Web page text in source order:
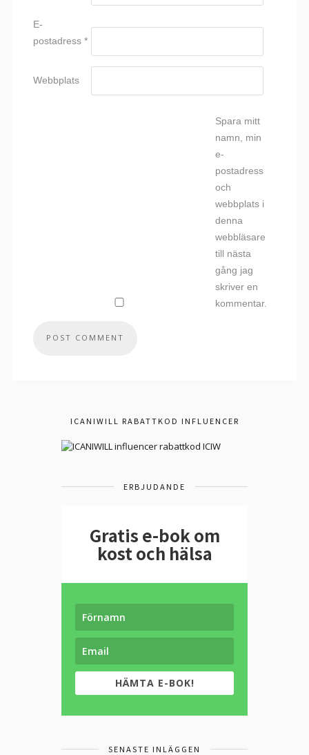
E-
postadress *
Webbplats
Spara mitt
namn, min
e-
postadress
och
webbplats i
denna
webbläsare
till nästa
gång jag
skriver en
kommentar.
ICANIWILL RABATTKOD INFLUENCER
ERBJUDANDE
Gratis e-bok om
kost och hälsa
HÄMTA E-BOK!
SENASTE INLÄGGEN